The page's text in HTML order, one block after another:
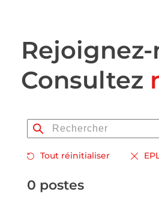
Rejoignez-
Consultez
Tout réinitialiser
0 postes